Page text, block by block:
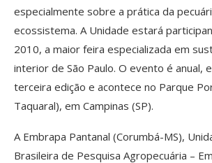
especialmente sobre a prática da
ecossistema. A Unidade estará
2010, a maior feira especializada em
interior de São Paulo. O evento é anual,
terceira edição e acontece no Parque
Taquaral), em Campinas (SP).
A Embrapa Pantanal (Corumbá-MS),
Brasileira de Pesquisa Agropecuária –